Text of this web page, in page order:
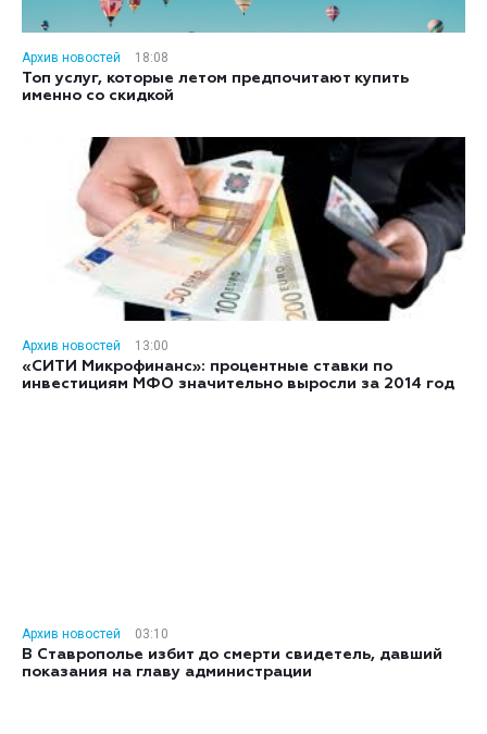
Архив новостей
18:08
Топ услуг, которые летом предпочитают купить
именно со скидкой
Архив новостей
13:00
«СИТИ Микрофинанс»: процентные ставки по
инвестициям МФО значительно выросли за 2014 год
Архив новостей
03:10
В Ставрополье избит до смерти свидетель, давший
показания на главу администрации